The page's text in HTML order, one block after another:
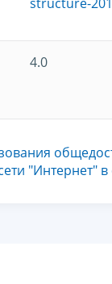
4.0
"Интернет"